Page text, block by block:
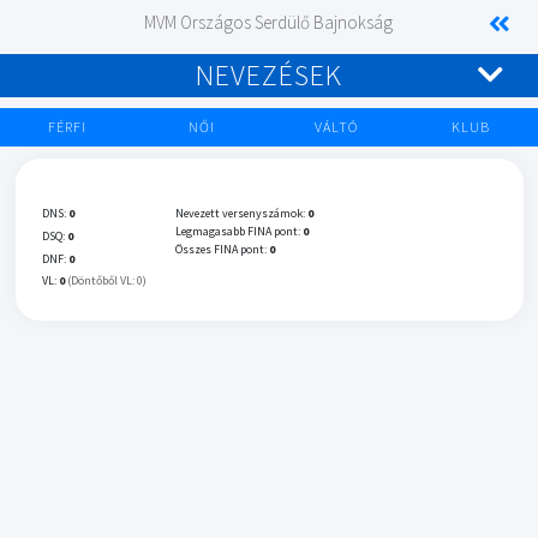
MVM Országos Serdülő Bajnokság
NEVEZÉSEK
FÉRFI NŐI VÁLTÓ KLUB
DNS: 0
DSQ: 0
DNF: 0
VL: 0 (Döntőből VL: 0)
Nevezett versenyszámok: 0
Legmagasabb FINA pont: 0
Összes FINA pont: 0